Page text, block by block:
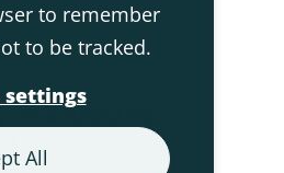
to remember
to be tracked.
settings
All
og